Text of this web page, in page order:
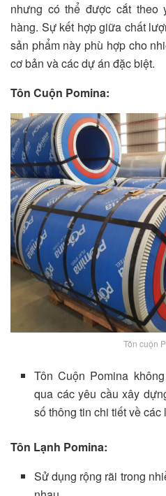
nhưng có thể được cắt theo
hàng. Sự kết hợp giữa chất
sản phẩm này phù hợp cho
cơ bản và các dự án đặc biệt.
Tôn Cuộn Pomina:
Tôn cuộn
Tôn Cuộn Pomina
qua các yêu cầu xây
số thông tin chi tiết về
Tôn Lạnh Pomina:
Sử dụng rộng rãi trong